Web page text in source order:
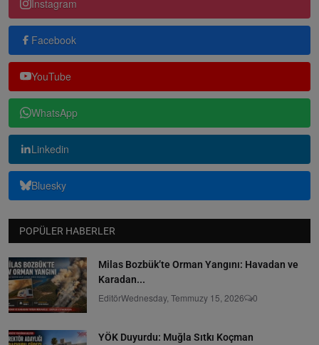
Instagram
Facebook
YouTube
WhatsApp
Linkedin
Bluesky
POPÜLER HABERLER
Milas Bozbük’te Orman Yangını: Havadan ve
Karadan...
EditörWednesday, Temmuzy 15, 2026 0
YÖK Duyurdu: Muğla Sıtkı Koçman